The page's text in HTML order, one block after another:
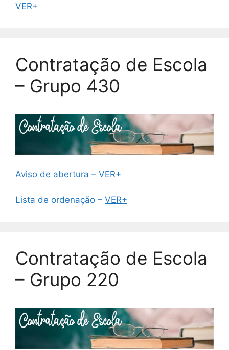
VER+
Contratação de Escola
– Grupo 430
Aviso de abertura – VER+
Lista de ordenação – VER+
Contratação de Escola
– Grupo 220